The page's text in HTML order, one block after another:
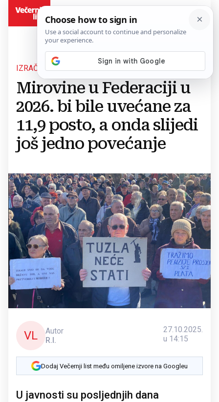
IZRAČUNI
Mirovine u Federaciji u
2026. bi bile uvećane za
11,9 posto, a onda slijedi
još jedno povećanje
VL
Autor
R.I.
27.10.2025.
u 14:15
Dodaj Večernji list među omiljene izvore na Googleu
U javnosti su posljednjih dana